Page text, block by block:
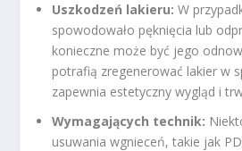
Uszkodzeń lakieru: W
spowodowało pęknięcia lub
konieczne może być jego
potrafią zregenerować lakier w
zapewnia estetyczny wygląd i
Wymagających technik:
usuwania wgnieceń, takie jak